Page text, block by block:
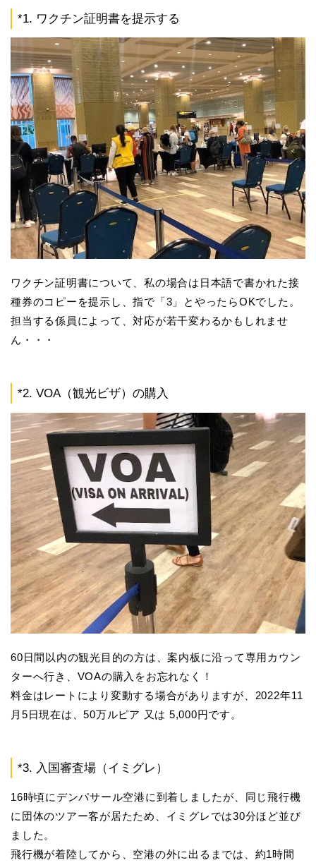
*1. ワクチン証明書を提示する
ワクチン証明書について、私の場合は日本語で書かれた接
種券のコピーを提示し、指で「3」とやったらOKでした。
担当する係員によって、対応が若干変わるかもしれませ
ん・・・
*2. VOA（観光ビザ）の購入
60日間以内の観光目的の方は、案内板に沿って専用カウン
ターへ行き、VOAの購入をお忘れなく！
料金はレートにより変動する場合がありますが、2022年11
月5日現在は、50万ルピア 又は 5,000円です。
*3. 入国審査場（イミグレ）
16時頃にデンパサール空港に到着しましたが、同じ飛行機
に団体のツアー客が居たため、イミグレでは30分ほど並び
ました。
飛行機が着陸してから、空港の外に出るまでは、約1時間